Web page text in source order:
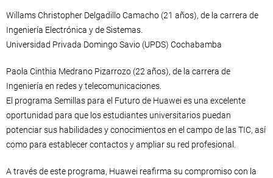
Willams Christopher Delgadillo Camacho (21 años), de la carrera de
Ingeniería Electrónica y de Sistemas.
Universidad Privada Domingo Savio (UPDS) Cochabamba
Paola Cinthia Medrano Pizarrozo (22 años), de la carrera de
Ingeniería en redes y telecomunicaciones.
El programa Semillas para el Futuro de Huawei es una excelente
oportunidad para que los estudiantes universitarios puedan
potenciar sus habilidades y conocimientos en el campo de las TIC, así
como para establecer contactos y ampliar su red profesional.
A través de este programa, Huawei reafirma su compromiso con la